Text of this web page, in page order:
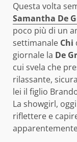
Questa volta
Samantha De
poco più di un
settimanale Chi
giornale la De
cui svela che
rilassante,
lei il figlio
La showgirl,
riflettere e